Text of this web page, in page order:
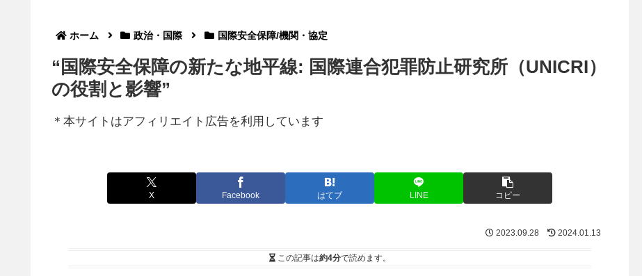
ホーム 政治・国際 国際安全保障/機関・協定
“国際安全保障の新たな地平線: 国際連合犯罪防止研究所（UNICRI）
の役割と影響”
＊本サイトはアフィリエイト広告を利用しています
X Facebook はてブ LINE コピー
2023.09.28 2024.01.13
この記事は約4分で読めます。